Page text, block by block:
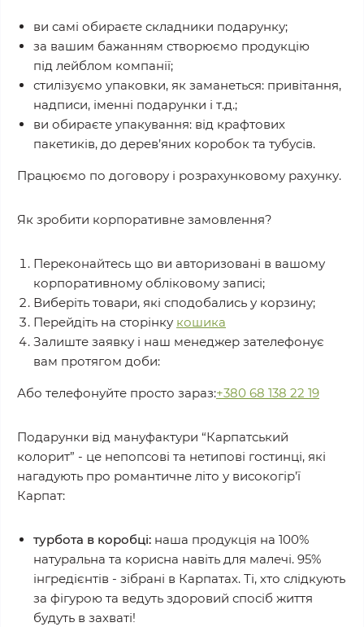
ви самі обираєте складники подарунку;
за вашим бажанням створюємо продукцію
під лейблом компанії;
стилізуємо упаковки, як заманеться: привітання,
надписи, іменні подарунки і т.д.;
ви обираєте упакування: від крафтових
пакетиків, до дерев’яних коробок та тубусів.
Працюємо по договору і розрахунковому рахунку.
Як зробити корпоративне замовлення?
Переконайтесь що ви авторизовані в вашому
корпоративному обліковому записі;
Виберіть товари, які сподобались у корзину;
Перейдіть на сторінку кошика
Залиште заявку і наш менеджер зателефонує
вам протягом доби:
Або телефонуйте просто зараз:+380 68 138 22 19
Подарунки від мануфактури “Карпатський
колорит” - це непопсові та нетипові гостинці, які
нагадують про романтичне літо у високогір’ї
Карпат:
турбота в коробці: наша продукція на 100%
натуральна та корисна навіть для малечі. 95%
інгредієнтів - зібрані в Карпатах. Ті, хто слідкують
за фігурою та ведуть здоровий спосіб життя
будуть в захваті!